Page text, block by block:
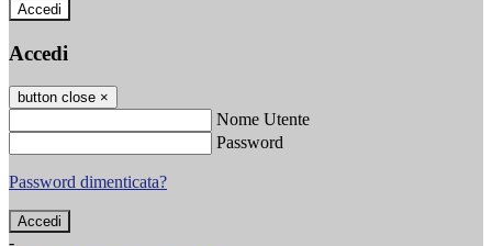
Accedi
Accedi
button close ×
Nome Utente
Password
Password dimenticata?